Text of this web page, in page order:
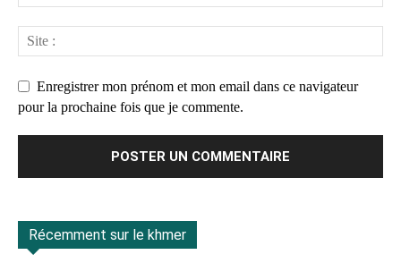
Enregistrer mon prénom et mon email dans ce navigateur
pour la prochaine fois que je commente.
Récemment sur le khmer